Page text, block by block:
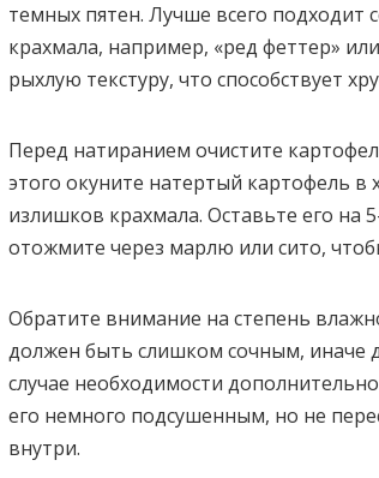
темных пятен. Лучше всего подходит
крахмала, например, «ред феттер»
рыхлую текстуру, что способствует
Перед натиранием очистите
этого окуните натертый картофель
излишков крахмала. Оставьте его на
отожмите через марлю или сито,
Обратите внимание на степень
должен быть слишком сочным, иначе
случае необходимости
его немного подсушенным, но не
внутри.